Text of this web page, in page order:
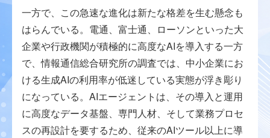
一方で、この急速な進化は新たな格差を生む懸念も
はらんでいる。電通、富士通、ローソンといった大
企業や行政機関が積極的に高度なAIを導入する一方
で、情報通信総合研究所の調査では、中小企業にお
ける生成AIの利用率が低迷している実態が浮き彫り
になっている。AIエージェントは、その導入と運用
に高度なデータ基盤、専門人材、そして業務プロセ
スの再設計を要するため、従来のAIツール以上に導